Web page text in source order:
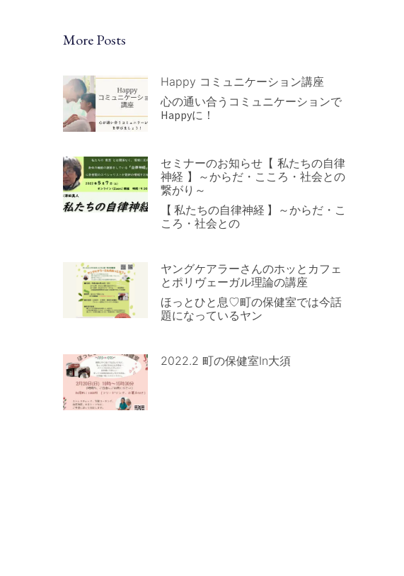
More Posts
Happy コミュニケーション講座
心の通い合うコミュニケーションで
Happyに！
セミナーのお知らせ【 私たちの自律
神経 】～からだ・こころ・社会との
繋がり～
【 私たちの自律神経 】～からだ・こ
ころ・社会との
ヤングケアラーさんのホッとカフェ
とポリヴェーガル理論の講座
ほっとひと息♡町の保健室では今話
題になっているヤン
2022.2 町の保健室in大須